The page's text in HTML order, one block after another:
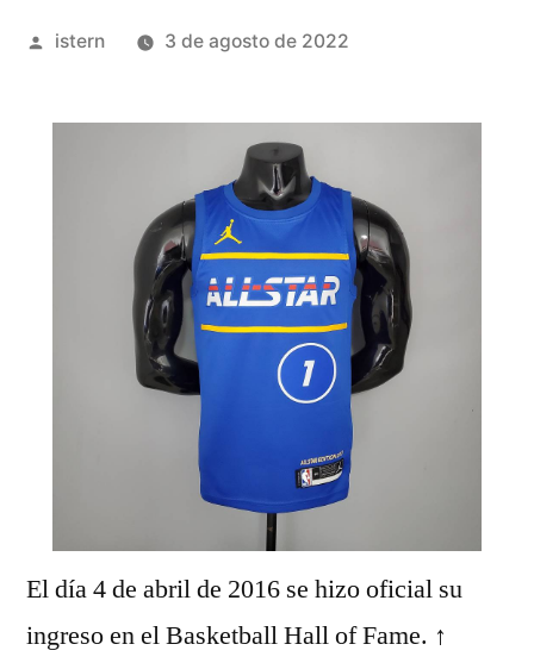
Publicado
istern 3 de agosto de 2022
El día 4 de abril de 2016 se hizo oficial su
ingreso en el Basketball Hall of Fame. ↑